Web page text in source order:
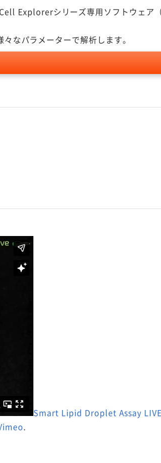
Explorerシリーズ専用ソフトウェア
なパラメーターで解析します。
Smart Lipid Droplet Assay
.